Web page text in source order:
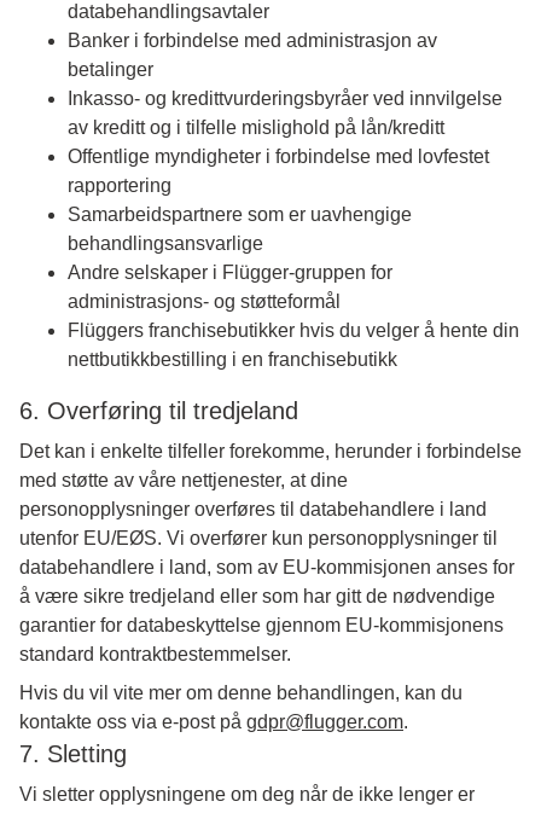
databehandlingsavtaler
Banker i forbindelse med administrasjon av
betalinger
Inkasso- og kredittvurderingsbyråer ved innvilgelse
av kreditt og i tilfelle mislighold på lån/kreditt
Offentlige myndigheter i forbindelse med lovfestet
rapportering
Samarbeidspartnere som er uavhengige
behandlingsansvarlige
Andre selskaper i Flügger-gruppen for
administrasjons- og støtteformål
Flüggers franchisebutikker hvis du velger å hente din
nettbutikkbestilling i en franchisebutikk
6. Overføring til tredjeland
Det kan i enkelte tilfeller forekomme, herunder i forbindelse
med støtte av våre nettjenester, at dine
personopplysninger overføres til databehandlere i land
utenfor EU/EØS. Vi overfører kun personopplysninger til
databehandlere i land, som av EU-kommisjonen anses for
å være sikre tredjeland eller som har gitt de nødvendige
garantier for databeskyttelse gjennom EU-kommisjonens
standard kontraktbestemmelser.
Hvis du vil vite mer om denne behandlingen, kan du
kontakte oss via e-post på gdpr@flugger.com.
7. Sletting
Vi sletter opplysningene om deg når de ikke lenger er